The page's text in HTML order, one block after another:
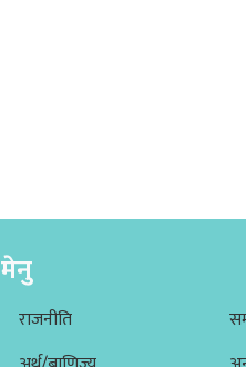
मेनु
राजनीति